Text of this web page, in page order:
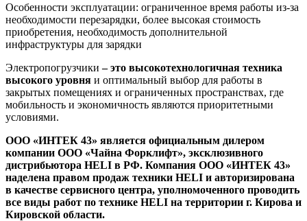
Особенности эксплуатации: ограниченное время работы из-за
необходимости перезарядки, более высокая стоимость
приобретения, необходимость дополнительной
инфраструктуры для зарядки
Электропогрузчики– это высокотехнологичная техника
высокого уровня и оптимальный выбор для работы в
закрытых помещениях и ограниченных пространствах, где
мобильность и экономичность являются приоритетными
условиями.
ООО «ИНТЕК 43» является официальным дилером
компании ООО «Чайна Форклифт», эксклюзивного
дистрибьютора HELI в РФ. Компания ООО «ИНТЕК 43»
наделена правом продаж техники HELI и авторизирована
в качестве сервисного центра, уполномоченного проводить
все виды работ по технике HELI на территории г. Кирова и
Кировской области.